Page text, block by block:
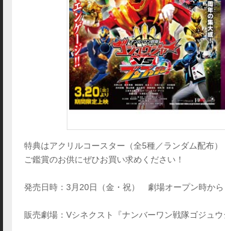
特典はアクリルコースター（全5種／ランダム配布）
ご鑑賞のお供にぜひお買い求めください！
発売日時：3月20日（金・祝） 劇場オープン時から
販売劇場：Vシネクスト『ナンバーワン戦隊ゴジュ